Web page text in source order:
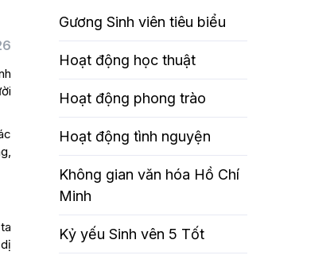
Gương Sinh viên tiêu biểu
Hoạt động học thuật
Hoạt động phong trào
Hoạt động tình nguyện
Không gian văn hóa Hồ Chí
Minh
Kỷ yếu Sinh vên 5 Tốt